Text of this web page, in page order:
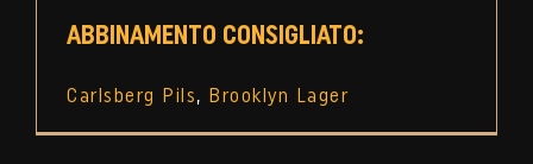
ABBINAMENTO CONSIGLIATO:
Carlsberg Pils, Brooklyn Lager